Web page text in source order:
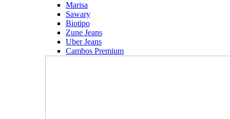
Marisa
Sawary
Biotipo
Zune Jeans
Uber Jeans
Cambos Premium